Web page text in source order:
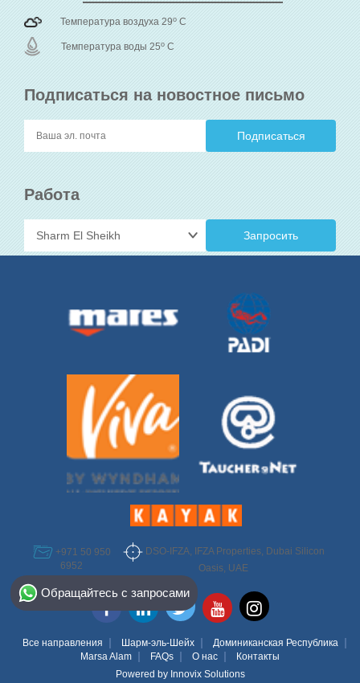
Подписаться на новостное письмо
Работа
Запросить
Температура воздуха 29o C
Температура воды 25o C
+971 50 950
6952
DSO-IFZA, IFZA Properties, Dubai Silicon
Oasis, UAE
Все направления Шарм-эль-Шейх
Доминиканская Республика
Marsa Alam
FAQs О нас
Контакты
Powered by Innovix Solutions
Обращайтесь с запросами
Select Destination
Egypt
Bahamas